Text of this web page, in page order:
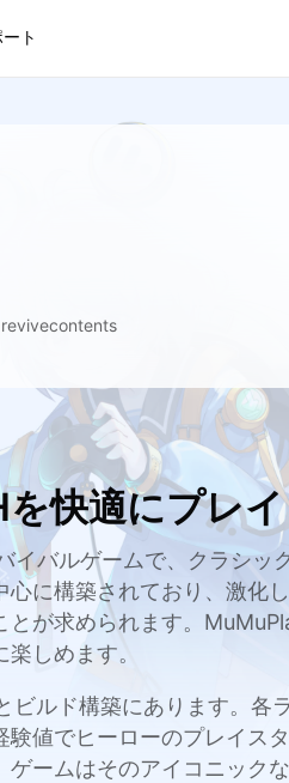
ト
revivecontents
快適にプレイ
バルゲームで、クラシ
に構築されており、激化
が求められます。
しめます。
ルド構築にあります。
値でヒーローのプレイス
ームはそのアイコニック